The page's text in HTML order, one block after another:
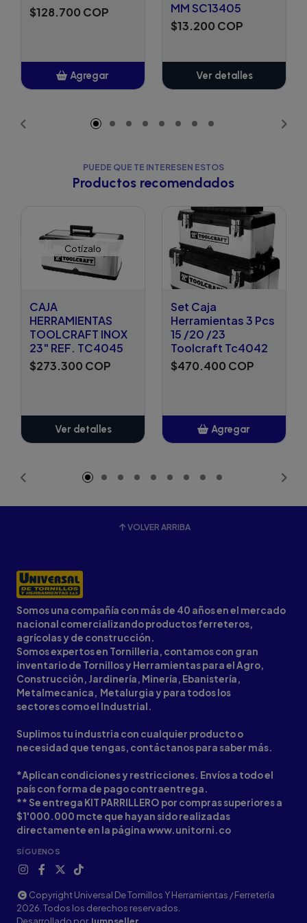
$128.700 COP
Agregar
MM SC13405
$13.200 COP
Ver detalles
PUEDE QUE TE INTERESEN ESTOS
Productos recomendados
Cotízalo
CAJA
HERRAMIENTAS
TOOLCRAFT INOX
23" REF. TC4045
$273.300 COP
Ver detalles
Set Caja
Herramientas 3 Pcs
15 /20 /23
Toolcraft Tc4042
$470.400 COP
Agregar
VOLVER ARRIBA
Somos una compañía con más de 40 años en el mercado
nacional comercializando productos ferreteros,
agrícolas y de construcción.
Somos expertos en Tornilleria, contamos con gran
inventario de Tornillos y Herramientas para el Agro,
Construcción, Jardinería, Minería, Ebanistería,
Metalmecanica, Metalurgia y para todos los
sectores como el Industrial.
Suplimos tu industria con cualquier producto o
necesidad que tengas, contáctanos para saber más.
*Aplican condiciones y restricciones. Envíos a todo el
país con forma de pago contraentrega.
** Se entrega KIT PARRILLERO por compras superiores a
$1'000.000 mcte que hayan sido realizadas
directamente en la página www.unitorni.co
SÍGUENOS
Copyright Universal De Tornillos Y Herramientas / Ferretería
2026. Todos los derechos reservados.